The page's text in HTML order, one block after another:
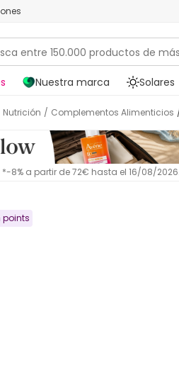
Nuestra marca Solares
Nutrición / Complementos Alimenticios
*-8% a partir de 72€ hasta el 16/08/
points